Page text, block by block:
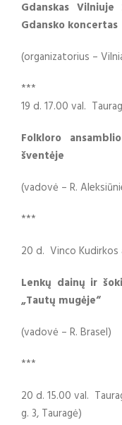
Gdanskas
Gdansko koncertas
(organizatorius –
***
19 d. 17.00 val.
Folkloro
šventėje
(vadovė – R.
***
20 d. Vinco Kudirkos
Lenkų dainų ir
„Tautų mugėje“
(vadovė – R. Brasel)
***
20 d. 15.00 val.
g. 3, Tauragė)